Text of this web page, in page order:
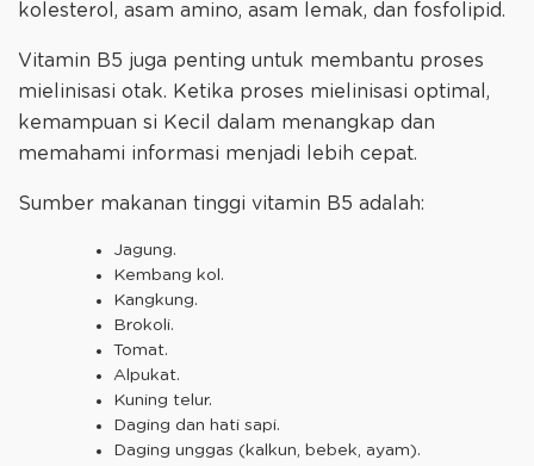
kolesterol, asam amino, asam lemak, dan fosfolipid.
Vitamin B5 juga penting untuk membantu proses
mielinisasi otak. Ketika proses mielinisasi optimal,
kemampuan si Kecil dalam menangkap dan
memahami informasi menjadi lebih cepat.
Sumber makanan tinggi vitamin B5 adalah:
Jagung.
Kembang kol.
Kangkung.
Brokoli.
Tomat.
Alpukat.
Kuning telur.
Daging dan hati sapi.
Daging unggas (kalkun, bebek, ayam).